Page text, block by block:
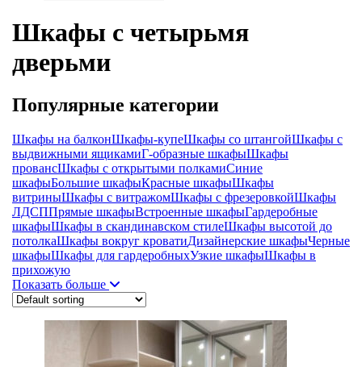
Шкафы с четырьмя
дверьми
Популярные категории
Шкафы на балконШкафы-купеШкафы со штангойШкафы с
выдвижными ящикамиГ-образные шкафыШкафы
провансШкафы с открытыми полкамиСиние
шкафыБольшие шкафыКрасные шкафыШкафы
витриныШкафы с витражомШкафы с фрезеровкойШкафы
ЛДСППрямые шкафыВстроенные шкафыГардеробные
шкафыШкафы в скандинавском стилеШкафы высотой до
потолкаШкафы вокруг кроватиДизайнерские шкафыЧерные
шкафыШкафы для гардеробныхУзкие шкафыШкафы в
прихожую
Показать больше